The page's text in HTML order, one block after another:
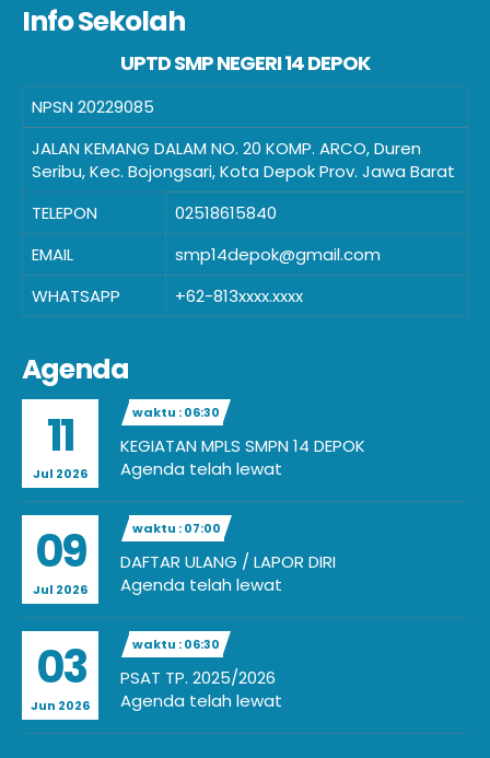
Info Sekolah
UPTD SMP NEGERI 14 DEPOK
NPSN 20229085
JALAN KEMANG DALAM NO. 20 KOMP. ARCO, Duren
Seribu, Kec. Bojongsari, Kota Depok Prov. Jawa Barat
TELEPON
02518615840
EMAIL
smp14depok@gmail.com
WHATSAPP
+62-813xxxx.xxxx
Agenda
11
Jul 2026
waktu : 06:30
KEGIATAN MPLS SMPN 14 DEPOK
Agenda telah lewat
09
Jul 2026
waktu : 07:00
DAFTAR ULANG / LAPOR DIRI
Agenda telah lewat
03
Jun 2026
waktu : 06:30
PSAT TP. 2025/2026
Agenda telah lewat